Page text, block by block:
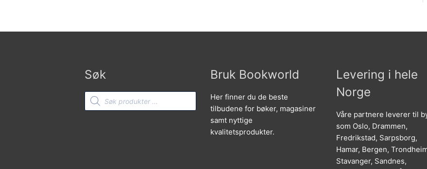
Søk
Products
search
Bruk Bookworld
Her finner du de beste
tilbudene for bøker, magasiner
samt nyttige
kvalitetsprodukter.
Levering i hele
Norge
Våre partnere leverer til
som Oslo, Drammen,
Fredrikstad, Sarpsborg,
Hamar, Bergen,
Stavanger, Sandnes,